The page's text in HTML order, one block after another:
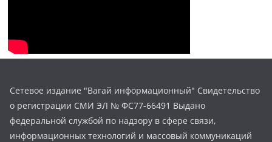
Сетевое издание "Вагай информационный" Свидетельство
о регистрации СМИ ЭЛ № ФС77-66491 Выдано
федеральной службой по надзору в сфере связи,
информационных технологий и массовый коммуникаций